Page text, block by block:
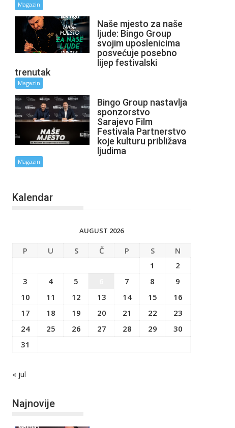
Magazin
Naše mjesto za naše
ljude: Bingo Group
svojim uposlenicima
posvećuje posebno
lijep festivalski
trenutak
Magazin
Bingo Group nastavlja
sponzorstvo
Sarajevo Film
Festivala Partnerstvo
koje kulturu približava
ljudima
Magazin
Kalendar
AUGUST 2026
P U S Č P S
N
1
2
3
4 5 7 8
9
10
11 12 13 14 15
16
17
18 19 20 21 22
23
24
25 26 27 28 29
30
31
« jul
Najnovije